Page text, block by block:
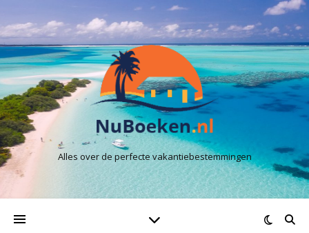
Alles over de perfecte vakantiebestemmingen